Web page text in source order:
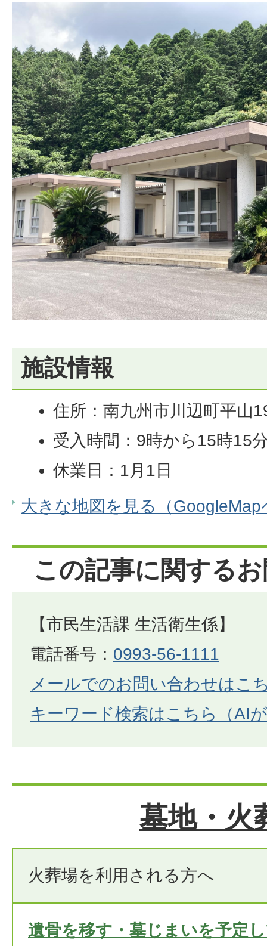
施設情報
住所：南九州市川辺町平山
受入時間：9時から15時15
休業日：1月1日
大きな地図を見る（GoogleMap
この記事に関する
【市民生活課 生活衛生係】
電話番号： 0993-56-1111
メールでのお問い合わせはこ
キーワード検索はこちら（AI
墓地・火
火葬場を利用される方へ
遺骨を移す・墓じまいを予定